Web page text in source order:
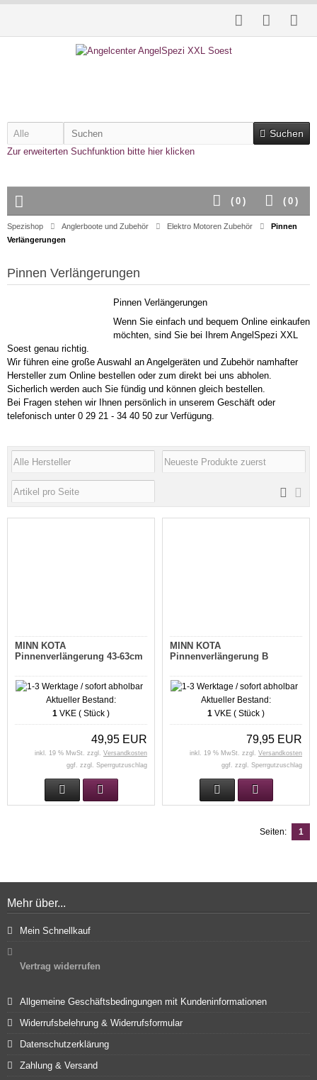
Suchen
Zur erweiterten Suchfunktion bitte hier klicken
( 0 )
( 0 )
Spezishop Anglerboote und Zubehör Elektro Motoren Zubehör
Pinnen
Verlängerungen
Pinnen Verlängerungen
Pinnen Verlängerungen
Wenn Sie einfach und bequem Online einkaufen
möchten, sind Sie bei Ihrem AngelSpezi XXL
Soest genau richtig.
Wir führen eine große Auswahl an Angelgeräten und Zubehör namhafter
Hersteller zum Online bestellen oder zum direkt bei uns abholen.
Sicherlich werden auch Sie fündig und können gleich bestellen.
Bei Fragen stehen wir Ihnen persönlich in unserem Geschäft oder
telefonisch unter 0 29 21 - 34 40 50 zur Verfügung.
MINN KOTA
Pinnenverlängerung 43-63cm
Aktueller Bestand:
1 VKE ( Stück )
49,95 EUR
inkl. 19 % MwSt. zzgl. Versandkosten
ggf. zzgl. Sperrgutzuschlag
MINN KOTA
Pinnenverlängerung B
Aktueller Bestand:
1 VKE ( Stück )
79,95 EUR
inkl. 19 % MwSt. zzgl. Versandkosten
ggf. zzgl. Sperrgutzuschlag
Seiten: 1
Mehr über...
Mein Schnellkauf
Vertrag widerrufen
Allgemeine Geschäftsbedingungen mit Kundeninformationen
Widerrufsbelehrung & Widerrufsformular
Datenschutzerklärung
Zahlung & Versand